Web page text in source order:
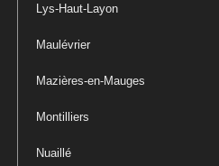
Lys-Haut-Layon
Maulévrier
Mazières-en-Mauges
Montilliers
Nuaillé